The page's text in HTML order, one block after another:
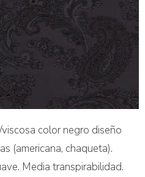
color negro diseño
(americana, chaqueta).
Media transpirabilidad.